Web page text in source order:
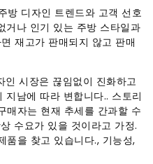
방 디자인 트렌드와 고객 선호
거나 인기 있는 주방 스타일과
재고가 판매되지 않고 판매
인 시장은 끊임없이 진화하고
지남에 따라 변합니다.. 스토리
매자는 현재 추세를 간과할 수
수요가 있을 것이라고 가정.
품을 찾고 있습니다., 기능성,